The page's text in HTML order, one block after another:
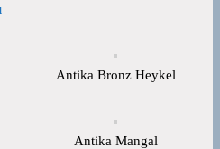
Antika Bronz Heykel
Antika Mangal